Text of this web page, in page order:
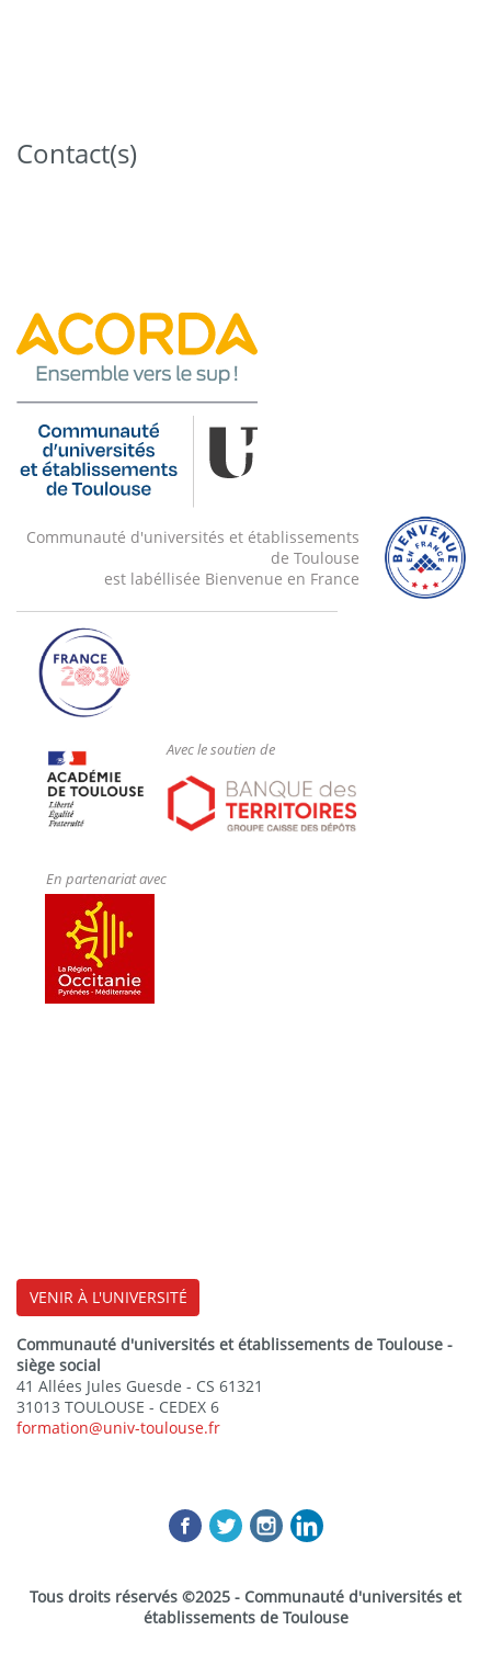
Contact(s)
Communauté d'universités et établissements
de Toulouse
est labéllisée Bienvenue en France
Avec le soutien de
En partenariat avec
VENIR À L'UNIVERSITÉ
Communauté d'universités et établissements de Toulouse -
siège social
41 Allées Jules Guesde - CS 61321
31013 TOULOUSE - CEDEX 6
formation@univ-toulouse.fr
Tous droits réservés ©2025 - Communauté d'universités et
établissements de Toulouse